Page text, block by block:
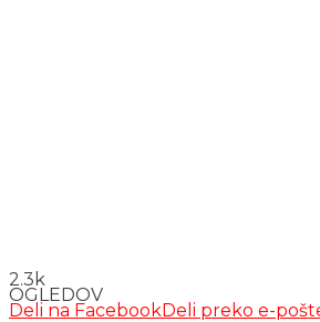
2.3k
OGLEDOV
Deli na FacebookDeli preko e-